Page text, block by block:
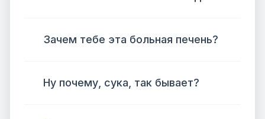
Зачем тебе эта больная печень?
Ну почему, сука, так бывает?